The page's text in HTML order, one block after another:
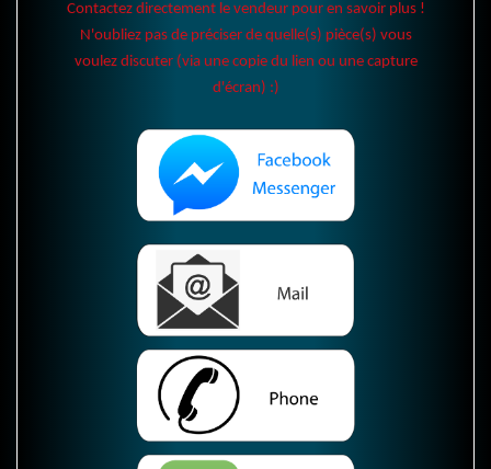
Contactez directement le vendeur pour en savoir plus !
N'oubliez pas de préciser de quelle(s) pièce(s) vous
voulez discuter (via une copie du lien ou une capture
d'écran) :)